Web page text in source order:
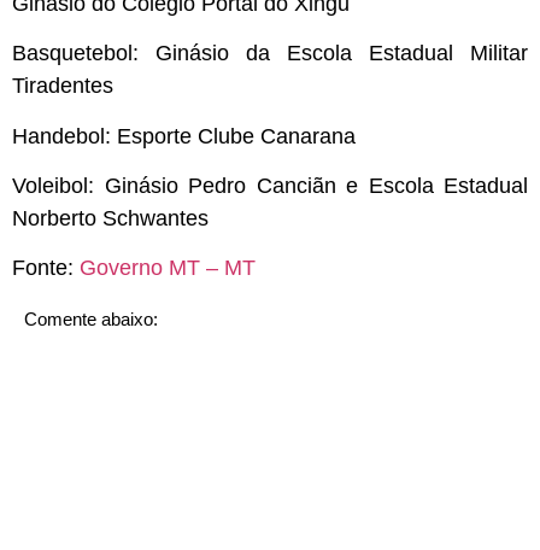
Basquetebol: Ginásio da Escola Estadual Militar
Tiradentes
Handebol: Esporte Clube Canarana
Voleibol: Ginásio Pedro Canciãn e Escola Estadual
Norberto Schwantes
Fonte: Governo MT – MT
Comente abaixo: